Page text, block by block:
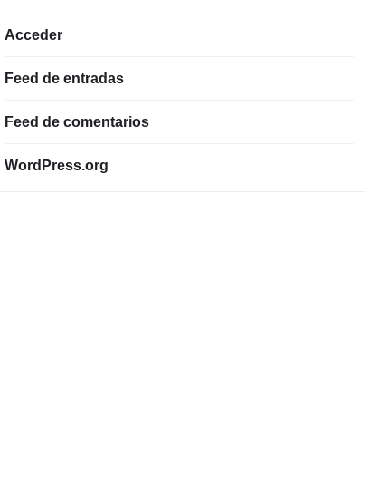
Acceder
Feed de entradas
Feed de comentarios
WordPress.org